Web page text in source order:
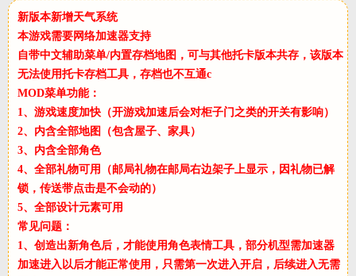
新版本新增天气系统
本游戏需要网络加速器支持
自带中文辅助菜单/内置存档地图，可与其他托卡版本共存，该版本
无法使用托卡存档工具，存档也不互通c
MOD菜单功能：
1、游戏速度加快（开游戏加速后会对柜子门之类的开关有影响）
2、内含全部地图（包含屋子、家具）
3、内含全部角色
4、全部礼物可用（邮局礼物在邮局右边架子上显示，因礼物已解
锁，传送带点击是不会动的）
5、全部设计元素可用
常见问题：
1、创造出新角色后，才能使用角色表情工具，部分机型需加速器
加速进入以后才能正常使用，只需第一次进入开启，后续进入无需